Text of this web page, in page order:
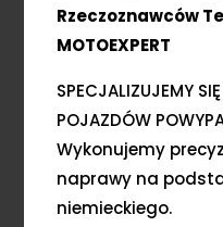
Rzeczoznawców
MOTOEXPERT
SPECJALIZUJEMY
POJAZDÓW
Wykonujemy
naprawy na
niemieckiego.